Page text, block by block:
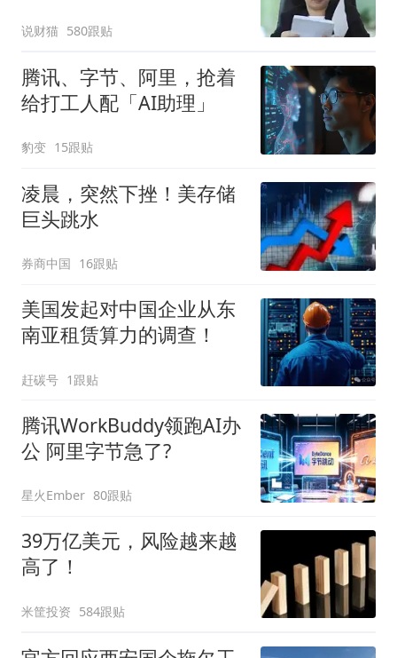
说财猫 580跟贴
腾讯、字节、阿里，抢着
给打工人配「AI助理」
豹变 15跟贴
凌晨，突然下挫！美存储
巨头跳水
券商中国 16跟贴
美国发起对中国企业从东
南亚租赁算力的调查！
赶碳号 1跟贴
腾讯WorkBuddy领跑AI办
公 阿里字节急了?
星火Ember 80跟贴
39万亿美元，风险越来越
高了！
米筐投资 584跟贴